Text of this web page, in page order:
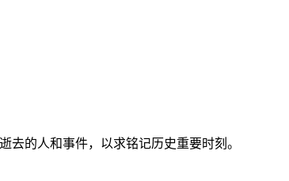
的人和事件，以求铭记历史重要时刻。